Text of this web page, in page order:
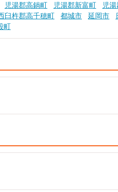
児湯郡高鍋町 児湯郡新富町
児
臼杵郡高千穂町 都城市 延岡市
町